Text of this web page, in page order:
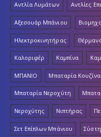
Αντλία Λυμάτων Αντλίες
Αξεσουάρ Μπάνιου
Ηλεκτροκινητήρας
Καλοριφέρ Καμπίνα
ΜΠΑΝΙΟ Μπαταρία
Μπαταρία Νεροχύτη
Νεροχύτης Νιπτήρας
Σετ Επίπλων Μπάνιου